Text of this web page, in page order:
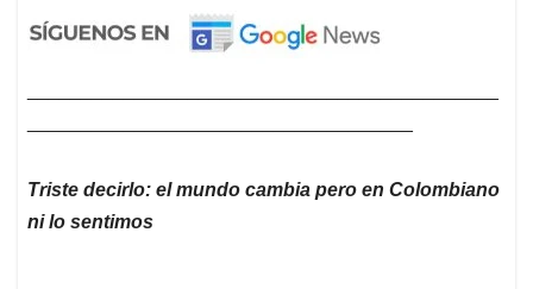
Triste decirlo: el mundo cambia pero en Colombiano
ni lo sentimos